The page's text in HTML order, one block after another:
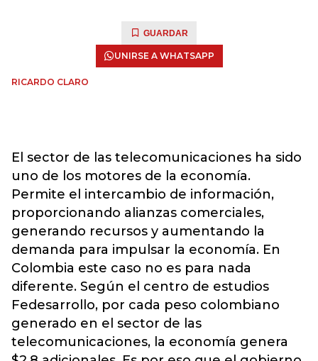
GUARDAR
UNIRSE A WHATSAPP
RICARDO CLARO
El sector de las telecomunicaciones ha sido
uno de los motores de la economía.
Permite el intercambio de información,
proporcionando alianzas comerciales,
generando recursos y aumentando la
demanda para impulsar la economía. En
Colombia este caso no es para nada
diferente. Según el centro de estudios
Fedesarrollo, por cada peso colombiano
generado en el sector de las
telecomunicaciones, la economía genera